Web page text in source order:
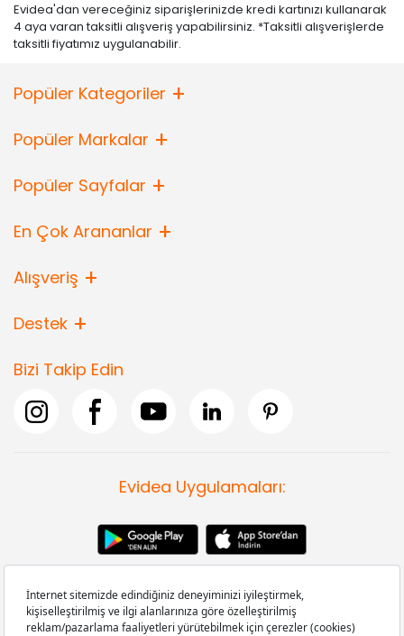
Evidea'dan vereceğiniz siparişlerinizde kredi kartınızı kullanarak
4 aya varan taksitli alışveriş yapabilirsiniz. *Taksitli alışverişlerde
taksitli fiyatımız uygulanabilir.
Popüler Kategoriler
Popüler Markalar
Popüler Sayfalar
En Çok Arananlar
Alışveriş
Destek
Bizi Takip Edin
Evidea Uygulamaları: